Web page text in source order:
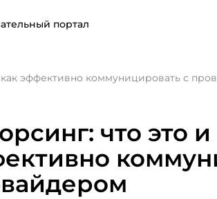
портал
как эффективно коммуницировать с
что это и